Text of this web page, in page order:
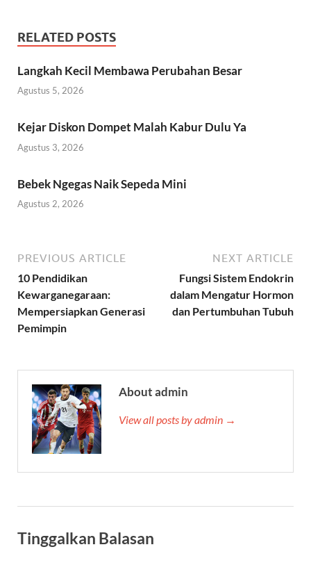
RELATED POSTS
Langkah Kecil Membawa Perubahan Besar
Agustus 5, 2026
Kejar Diskon Dompet Malah Kabur Dulu Ya
Agustus 3, 2026
Bebek Ngegas Naik Sepeda Mini
Agustus 2, 2026
PREVIOUS ARTICLE
10 Pendidikan
Kewarganegaraan:
Mempersiapkan Generasi
Pemimpin
NEXT ARTICLE
Fungsi Sistem Endokrin
dalam Mengatur Hormon
dan Pertumbuhan Tubuh
About admin
View all posts by admin →
Tinggalkan Balasan